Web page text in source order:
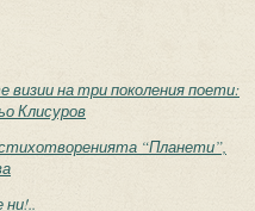
на три поколения поети:
Клисуров
“Планети”,
ни!..